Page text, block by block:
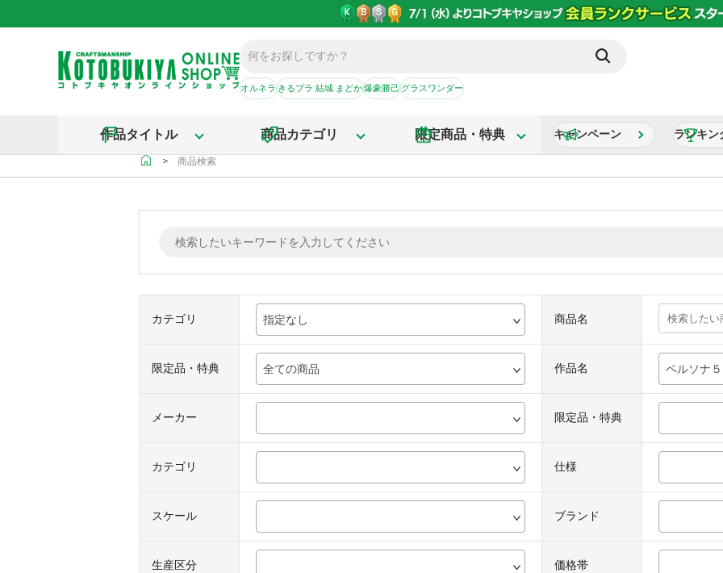
オルネラきるプラ 結城 まどか爆豪勝己グラスワンダー
作品タイトル 商品カテゴリ 限定商品・特典 キャンペーン ランキン
＞ 商品検索
カテゴリ 指定なし 商品名
限定品・特典 全ての商品 作品名 ペルソナ
メーカー 限定品・特典
カテゴリ 仕様
スケール ブランド
生産区分 価格帯